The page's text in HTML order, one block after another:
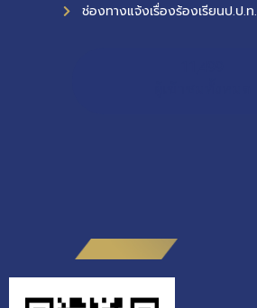
ช่องทางแจ้งเรื่องร้องเรียนป.ป.ท.